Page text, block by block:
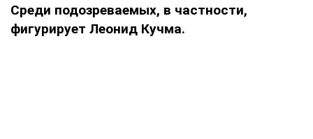
Среди подозреваемых, в частности,
фигурирует Леонид Кучма.